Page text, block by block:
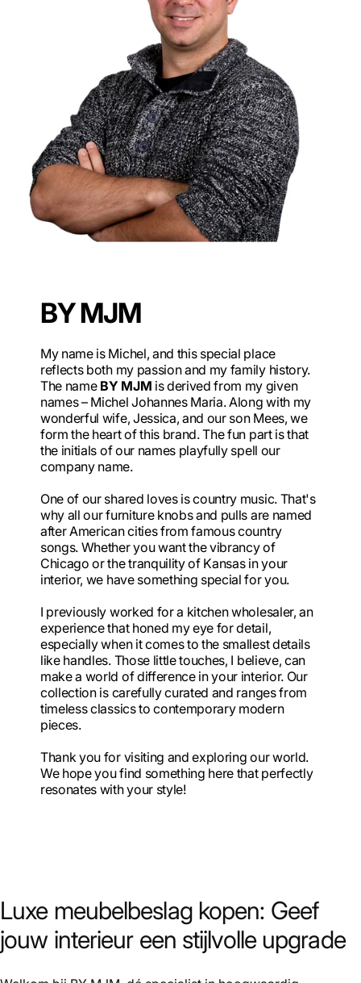
BY MJM
My name is Michel, and this special place
reflects both my passion and my family history.
The name BY MJM is derived from my given
names – Michel Johannes Maria. Along with my
wonderful wife, Jessica, and our son Mees, we
form the heart of this brand. The fun part is that
the initials of our names playfully spell our
company name.
One of our shared loves is country music. That's
why all our furniture knobs and pulls are named
after American cities from famous country
songs. Whether you want the vibrancy of
Chicago or the tranquility of Kansas in your
interior, we have something special for you.
I previously worked for a kitchen wholesaler, an
experience that honed my eye for detail,
especially when it comes to the smallest details
like handles. Those little touches, I believe, can
make a world of difference in your interior. Our
collection is carefully curated and ranges from
timeless classics to contemporary modern
pieces.
Thank you for visiting and exploring our world.
We hope you find something here that perfectly
resonates with your style!
Luxe meubelbeslag kopen: Geef
jouw interieur een stijlvolle upgrade